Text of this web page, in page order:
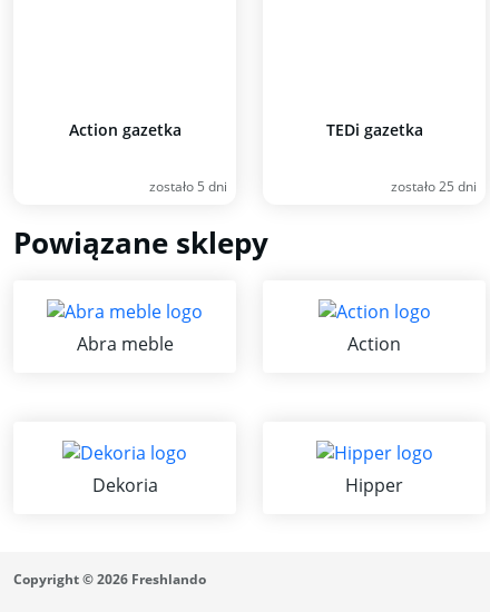
Action gazetka
zostało 5 dni
TEDi gazetka
zostało 25 dni
Powiązane sklepy
Abra meble
Action
Dekoria Hipper
Copyright © 2026 Freshlando